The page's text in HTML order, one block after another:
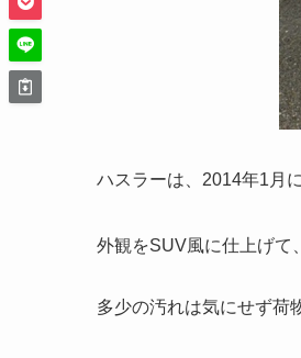
ハスラーは、2014年1月
外観をSUV風に仕上げて
多少の汚れは気にせず荷